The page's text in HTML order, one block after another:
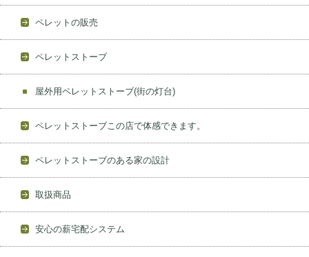
ペレットの販売
ペレットストーブ
屋外用ペレットストーブ(街の灯台)
ペレットストーブこの店で体感できます。
ペレットストーブのある家の設計
取扱商品
安心の薪宅配システム